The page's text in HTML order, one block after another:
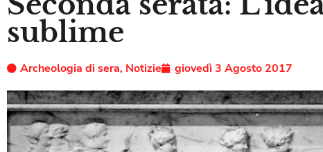
sublime
Archeologia di sera, Notizie giovedì 3 Agosto 2017